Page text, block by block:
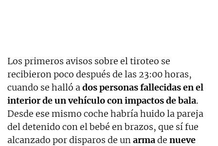
Los primeros avisos sobre el tiroteo se
recibieron poco después de las 23:00 horas,
cuando se halló ados personas fallecidas en el
interior de un vehículo con impactos de bala.
Desde ese mismo coche habría huido la pareja
del detenido con el bebé en brazos, que sí fue
alcanzado por disparos de unarmade nueve